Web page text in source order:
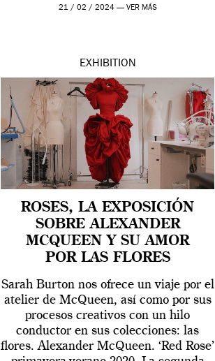
21 / 02 / 2024 — VER MÁS
EXHIBITION
ROSES, LA EXPOSICIÓN
SOBRE ALEXANDER
MCQUEEN Y SU AMOR
POR LAS FLORES
Sarah Burton nos ofrece un viaje por el
atelier de McQueen, así como por sus
procesos creativos con un hilo
conductor en sus colecciones: las
flores. Alexander McQueen. ‘Red Rose’